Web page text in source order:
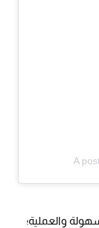
A
والعملية؛